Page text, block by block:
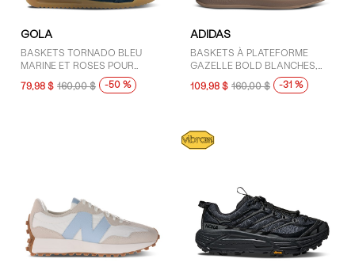
GOLA
BASKETS TORNADO BLEU
MARINE ET ROSES POUR
79,98 $ 160,00 $ -50 %
ADIDAS
BASKETS À PLATEFORME
GAZELLE BOLD BLANCHES,
VERTES ET BRUNES POUR
FEMMES
109,98 $ 160,00 $ -31 %